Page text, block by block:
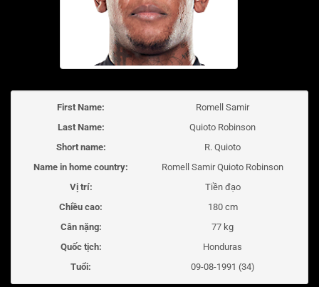
First Name:
Romell Samir
Last Name:
Quioto Robinson
Short name:
R. Quioto
Name in home country:
Romell Samir Quioto Robinson
Vị trí:
Tiền đạo
Chiều cao:
180 cm
Cân nặng:
77 kg
Quốc tịch:
Honduras
Tuổi:
09-08-1991 (34)